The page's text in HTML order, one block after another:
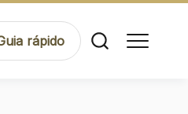
rápido